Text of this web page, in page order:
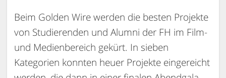
Beim Golden Wire werden die besten Projekte
von Studierenden und Alumni der FH im Film-
und Medienbereich gekürt. In sieben
Kategorien konnten heuer Projekte eingereicht